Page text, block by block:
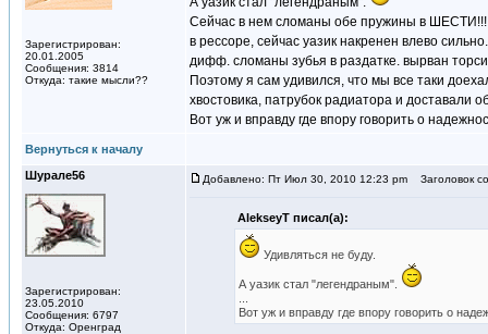
Зарегистрирован:
20.01.2005
Сообщения: 3814
Откуда: такие мысли??
Сейчас в нем сломаны обе пружины в
в рессоре, сейчас уазик накренен влево
дифф. сломаны зубья в раздатке. вырван
Поэтому я сам удивился, что мы все таки
хвостовика, патрубок радиатора и
Вот уж и вправду где впору говорить о
Вернуться к началу
Шурале56
Зарегистрирован:
23.05.2010
Сообщения: 6797
Откуда: Оренград
Добавлено: Пт Июл 30, 2010 12:23 pm Заголовок
AlekseyT писал(а):
Удивляться не буду.
А уазик стал "легендраным".
Вот уж и вправду где впору говорить о